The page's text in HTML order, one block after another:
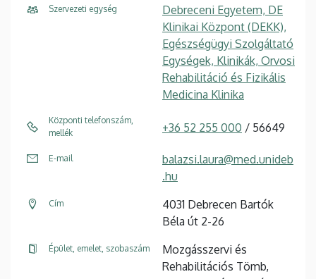
Szervezeti egység
Debreceni Egyetem, DE
Klinikai Központ (DEKK),
Egészségügyi Szolgáltató
Egységek, Klinikák, Orvosi
Rehabilitáció és Fizikális
Medicina Klinika
Központi telefonszám,
mellék
+36 52 255 000 / 56649
E-mail
balazsi.laura@med.unideb
.hu
Cím
4031 Debrecen Bartók
Béla út 2-26
Épület, emelet, szobaszám
Mozgásszervi és
Rehabilitációs Tömb,